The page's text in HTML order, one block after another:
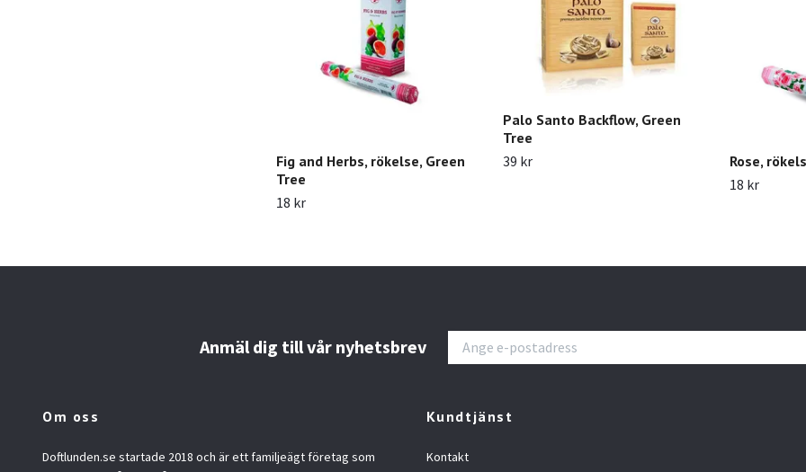
Fig and Herbs, rökelse, Green
Tree
18 kr
Palo Santo Backflow, Green
Tree
39 kr
Rose,
18 kr
Anmäl dig till vår nyhetsbrev
Om oss
Doftlunden.se startade 2018 och är ett familjeägt företag som
Kundtjänst
Kontakt